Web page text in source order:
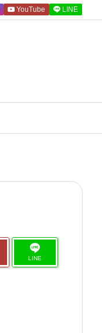
YouTube LINE
LINE